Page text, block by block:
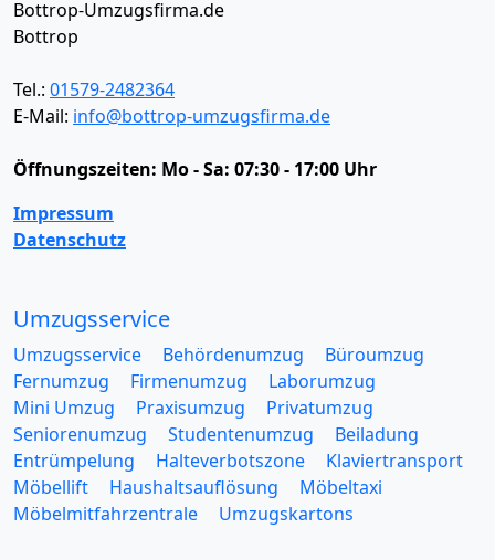
Bottrop-Umzugsfirma.de
Bottrop
Tel.: 01579-2482364
E-Mail: info@bottrop-umzugsfirma.de
Öffnungszeiten: Mo - Sa: 07:30 - 17:00 Uhr
Impressum
Datenschutz
Umzugsservice
Umzugsservice Behördenumzug
Büroumzug
Fernumzug
Firmenumzug
Laborumzug
Mini Umzug
Praxisumzug
Privatumzug
Seniorenumzug
Studentenumzug
Beiladung
Entrümpelung
Halteverbotszone
Klaviertransport
Möbellift
Haushaltsauflösung
Möbeltaxi
Möbelmitfahrzentrale
Umzugskartons